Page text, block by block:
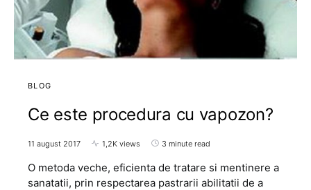
BLOG
Ce este procedura cu vapozon?
11 august 2017 1,2K views 3 minute read
O metoda veche, eficienta de tratare si mentinere a
sanatatii, prin respectarea pastrarii abilitatii de a